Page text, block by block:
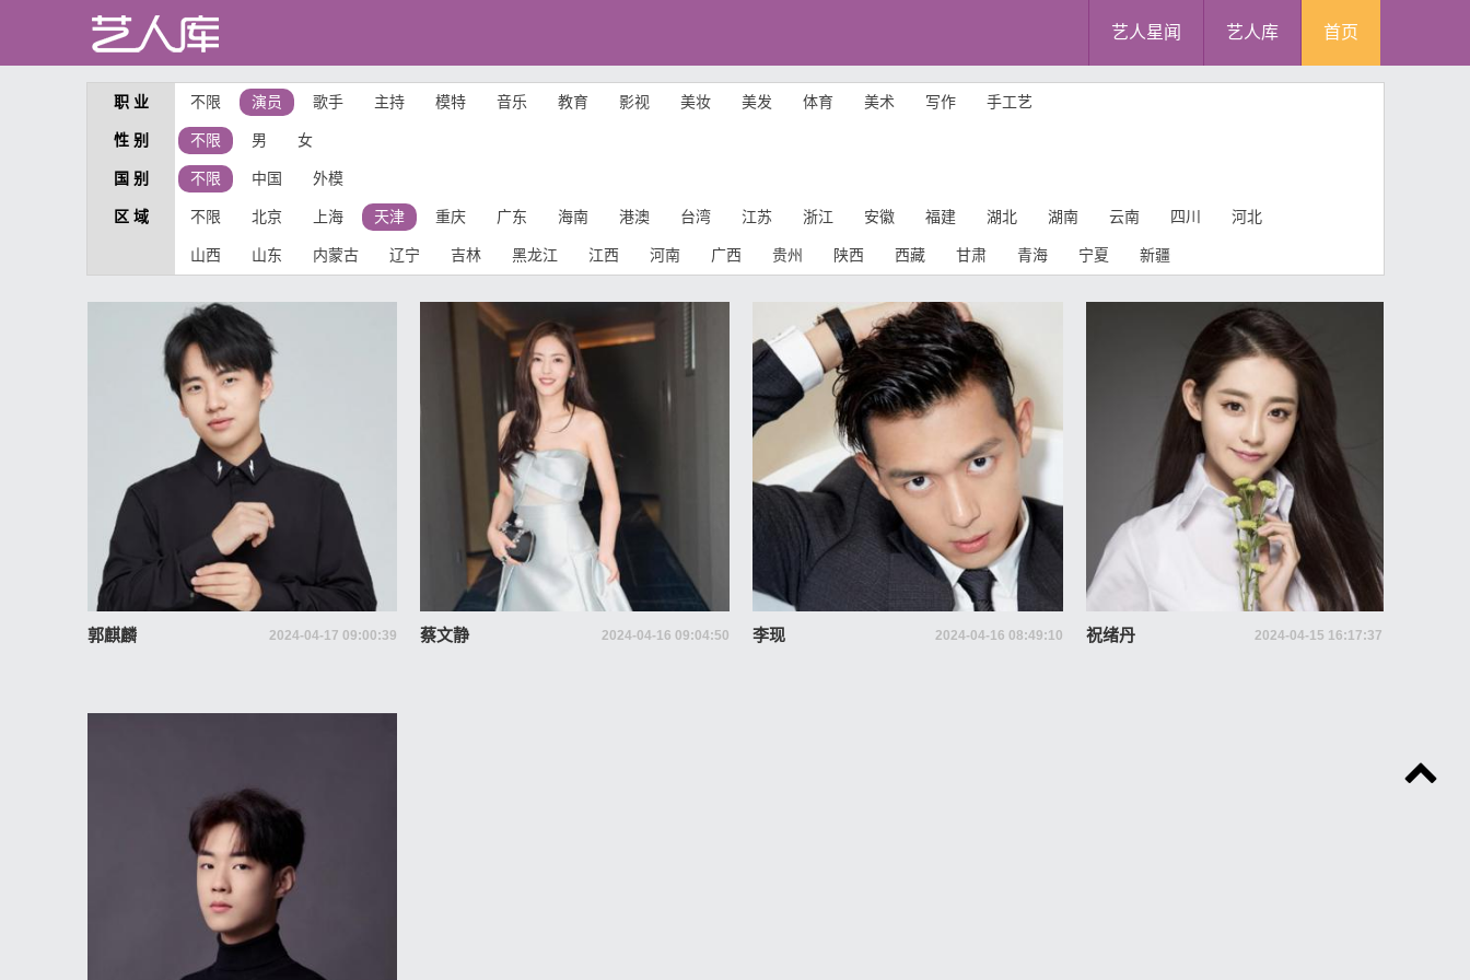
艺人星闻 艺人库 首页
职 业 不限 演员 歌手 主持 模特 音乐 教育 影视 美妆 美发 体育 美术 写作 手工艺
性 别 不限 男 女
国 别 不限 中国 外模
区 域 不限 北京 上海 天津 重庆 广东 海南 港澳 台湾 江苏 浙江 安徽 福建 湖北 湖南 云南 四川 河北
山西 山东 内蒙古 辽宁 吉林 黑龙江 江西 河南 广西 贵州 陕西 西藏 甘肃 青海 宁夏 新疆
郭麒麟 2024-04-17 09:00:39 蔡文静 2024-04-16 09:04:50 李现 2024-04-16 08:49:10 祝绪丹 2024-04-15 16:17:37